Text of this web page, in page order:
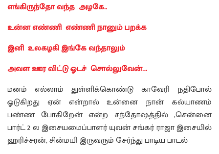
எங்கிருந்தோ வந்த அழகே..
உன்ன எண்ணி எண்ணி நானும் பறக்க
இனி உலகழகி இங்கே வந்தாலும்
அவள ஊர விட்டு ஓடச் சொல்லுவேன்….
மனம் எல்லாம் துள்ளிக்கொண்டு காவேரி நதிபோல்
ஓடுகிறது ஏன் என்றால் உன்னை நான் கல்யாணம்
பண்ண போகிறேன் என்ற சந்தோஷத்தில் ,சென்னை
பார்ட் 2 ல இசையமைப்பாளர் யுவன் சங்கர் ராஜா இசையில்
ஹரிச்சரன், சின்மயி இருவரும் சேர்ந்து பாடிய பாடல்